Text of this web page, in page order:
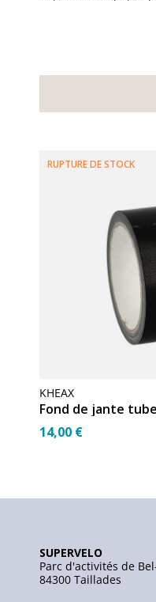
RUPTURE DE STOCK
KHEAX
14,00 €
SUPERVELO
Parc d'activités de
84300 Taillades